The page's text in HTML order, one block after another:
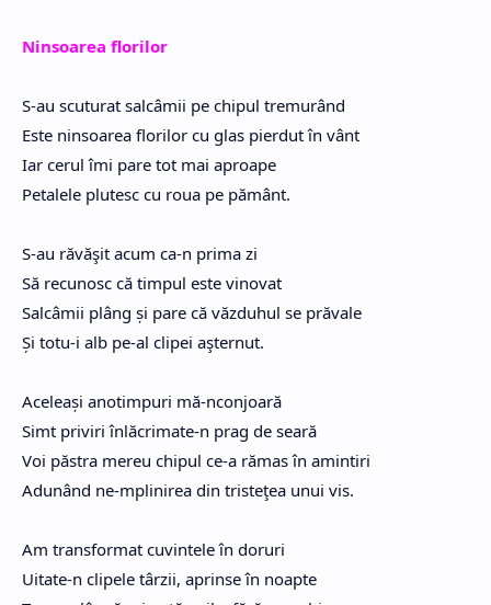
Ninsoarea florilor
S-au scuturat salcâmii pe chipul tremurând
Este ninsoarea florilor cu glas pierdut în vânt
Iar cerul îmi pare tot mai aproape
Petalele plutesc cu roua pe pământ.
S-au răvăşit acum ca-n prima zi
Să recunosc că timpul este vinovat
Salcâmii plâng și pare că văzduhul se prăvale
Și totu-i alb pe-al clipei aşternut.
Aceleași anotimpuri mă-nconjoară
Simt priviri înlăcrimate-n prag de seară
Voi păstra mereu chipul ce-a rămas în amintiri
Adunând ne-mplinirea din tristeţea unui vis.
Am transformat cuvintele în doruri
Uitate-n clipele târzii, aprinse în noapte